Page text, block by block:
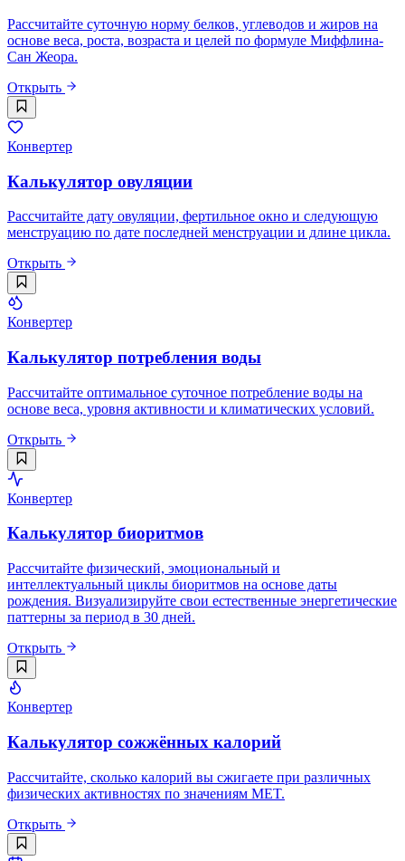
Рассчитайте суточную норму белков, углеводов и жиров на
основе веса, роста, возраста и целей по формуле Миффлина-
Сан Жеора.
Открыть
Конвертер
Калькулятор овуляции
Рассчитайте дату овуляции, фертильное окно и следующую
менструацию по дате последней менструации и длине цикла.
Открыть
Конвертер
Калькулятор потребления воды
Рассчитайте оптимальное суточное потребление воды на
основе веса, уровня активности и климатических условий.
Открыть
Конвертер
Калькулятор биоритмов
Рассчитайте физический, эмоциональный и
интеллектуальный циклы биоритмов на основе даты
рождения. Визуализируйте свои естественные энергетические
паттерны за период в 30 дней.
Открыть
Конвертер
Калькулятор сожжённых калорий
Рассчитайте, сколько калорий вы сжигаете при различных
физических активностях по значениям MET.
Открыть